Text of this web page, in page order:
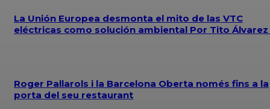
La Unión Europea desmonta el mito de las VTC
eléctricas como solución ambiental Por Tito Álvarez
Roger Pallarols i la Barcelona Oberta només fins a la
porta del seu restaurant